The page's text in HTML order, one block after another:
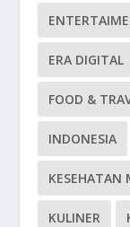
ERA DIGITAL
FOOD &
INDONESIA
KESEHATAN
KULINER